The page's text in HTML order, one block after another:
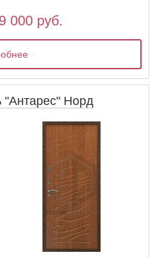
000 руб.
"Антарес" Норд